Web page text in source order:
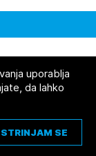
Julij,
uporablja
da lahko
STRINJAM SE